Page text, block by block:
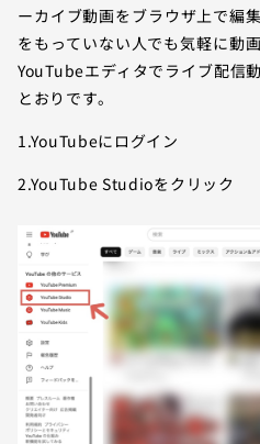
ーカイブ動画をブラウザ上で編
をもっていない人でも気軽に動
YouTubeエディタでライブ配信
とおりです。
1.YouTubeにログイン
2.YouTube Studioをクリック